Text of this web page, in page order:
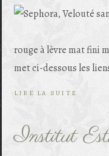
rouge à lèvre mat fini
met ci-dessous les
LIRE LA SUITE
Institut